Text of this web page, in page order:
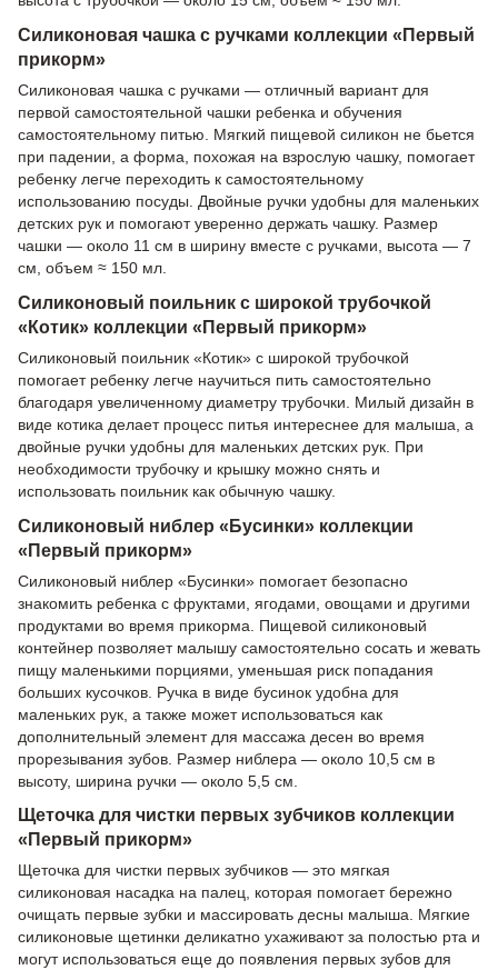
Силиконовая чашка с ручками коллекции «Первый
прикорм»
Силиконовая чашка с ручками — отличный вариант для
первой самостоятельной чашки ребенка и обучения
самостоятельному питью. Мягкий пищевой силикон не бьется
при падении, а форма, похожая на взрослую чашку, помогает
ребенку легче переходить к самостоятельному
использованию посуды. Двойные ручки удобны для маленьких
детских рук и помогают уверенно держать чашку. Размер
чашки — около 11 см в ширину вместе с ручками, высота — 7
см, объем ≈ 150 мл.
Силиконовый поильник с широкой трубочкой
«Котик» коллекции «Первый прикорм»
Силиконовый поильник «Котик» с широкой трубочкой
помогает ребенку легче научиться пить самостоятельно
благодаря увеличенному диаметру трубочки. Милый дизайн в
виде котика делает процесс питья интереснее для малыша, а
двойные ручки удобны для маленьких детских рук. При
необходимости трубочку и крышку можно снять и
использовать поильник как обычную чашку.
Силиконовый ниблер «Бусинки» коллекции
«Первый прикорм»
Силиконовый ниблер «Бусинки» помогает безопасно
знакомить ребенка с фруктами, ягодами, овощами и другими
продуктами во время прикорма. Пищевой силиконовый
контейнер позволяет малышу самостоятельно сосать и жевать
пищу маленькими порциями, уменьшая риск попадания
больших кусочков. Ручка в виде бусинок удобна для
маленьких рук, а также может использоваться как
дополнительный элемент для массажа десен во время
прорезывания зубов. Размер ниблера — около 10,5 см в
высоту, ширина ручки — около 5,5 см.
Щеточка для чистки первых зубчиков коллекции
«Первый прикорм»
Щеточка для чистки первых зубчиков — это мягкая
силиконовая насадка на палец, которая помогает бережно
очищать первые зубки и массировать десны малыша. Мягкие
силиконовые щетинки деликатно ухаживают за полостью рта и
могут использоваться еще до появления первых зубов для